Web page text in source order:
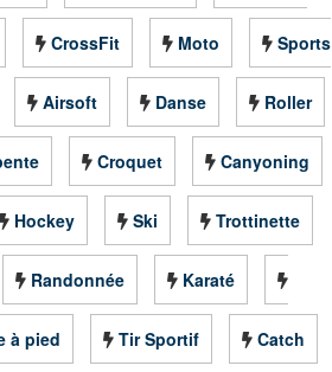
CrossFit Moto Sports
Airsoft Danse Roller
Croquet Canyoning
Hockey Ski Trottinette
Randonnée Karaté
à pied Tir Sportif Catch